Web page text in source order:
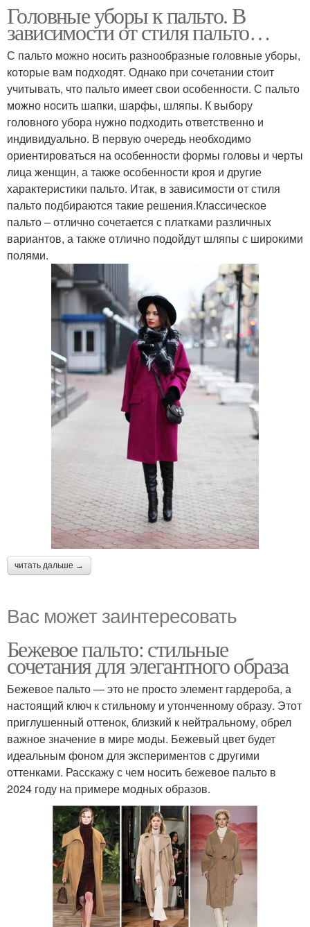
Головные уборы к пальто. В
зависимости от стиля пальто…
С пальто можно носить разнообразные головные уборы,
которые вам подходят. Однако при сочетании стоит
учитывать, что пальто имеет свои особенности. С пальто
можно носить шапки, шарфы, шляпы. К выбору
головного убора нужно подходить ответственно и
индивидуально. В первую очередь необходимо
ориентироваться на особенности формы головы и черты
лица женщин, а также особенности кроя и другие
характеристики пальто. Итак, в зависимости от стиля
пальто подбираются такие решения.Классическое
пальто – отлично сочетается с платками различных
вариантов, а также отлично подойдут шляпы с широкими
полями.
читать дальше →
Вас может заинтересовать
Бежевое пальто: стильные
сочетания для элегантного образа
Бежевое пальто — это не просто элемент гардероба, а
настоящий ключ к стильному и утонченному образу. Этот
приглушенный оттенок, близкий к нейтральному, обрел
важное значение в мире моды. Бежевый цвет будет
идеальным фоном для экспериментов с другими
оттенками. Расскажу с чем носить бежевое пальто в
2024 году на примере модных образов.